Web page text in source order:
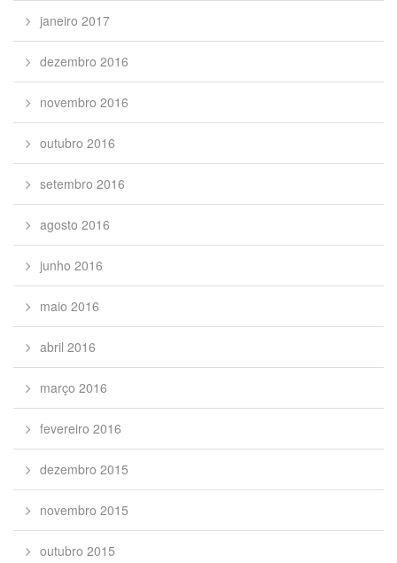
janeiro 2017
dezembro 2016
novembro 2016
outubro 2016
setembro 2016
agosto 2016
junho 2016
maio 2016
abril 2016
março 2016
fevereiro 2016
dezembro 2015
novembro 2015
outubro 2015